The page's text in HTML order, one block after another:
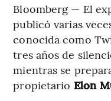
Bloomberg — El
publicó varias
conocida como
tres años de
mientras se
propietario Elon